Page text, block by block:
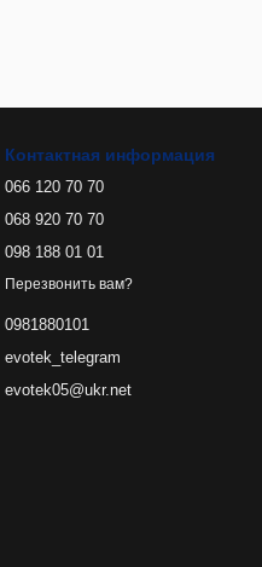
Контактная информация
066 120 70 70
068 920 70 70
098 188 01 01
Перезвонить вам?
0981880101
evotek_telegram
evotek05@ukr.net